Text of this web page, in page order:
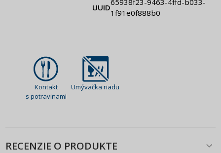
UUID
65938f23-9463-4ffd-b033-
1f91e0f888b0
Kontakt
s potravinami
Umývačka riadu
RECENZIE O PRODUKTE